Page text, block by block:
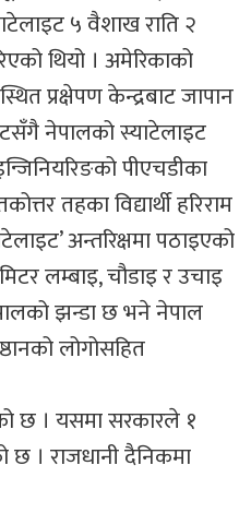
५ वैशाख राति २
थियो । अमेरिकाको
प्रक्षेपण केन्द्रबाट जापान
नेपालको स्याटेलाइट
पीएचडीका
तहका विद्यार्थी हरिराम
अन्तरिक्षमा पठाइएको
लम्बाइ, चौडाइ र उचाइ
झन्डा छ भने नेपाल
लोगोसहित
छ । यसमा सरकारले १
। राजधानी दैनिकमा